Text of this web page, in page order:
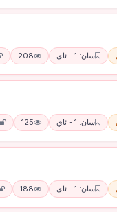
سان: 1 - ئاي 208
سان: 1 - ئاي 125
سان: 1 - ئاي 188